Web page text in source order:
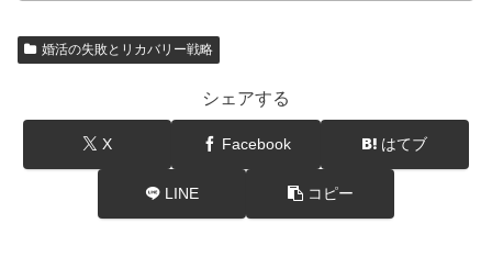
婚活の失敗とリカバリー戦略
シェアする
X Facebook はてブ
LINE コピー